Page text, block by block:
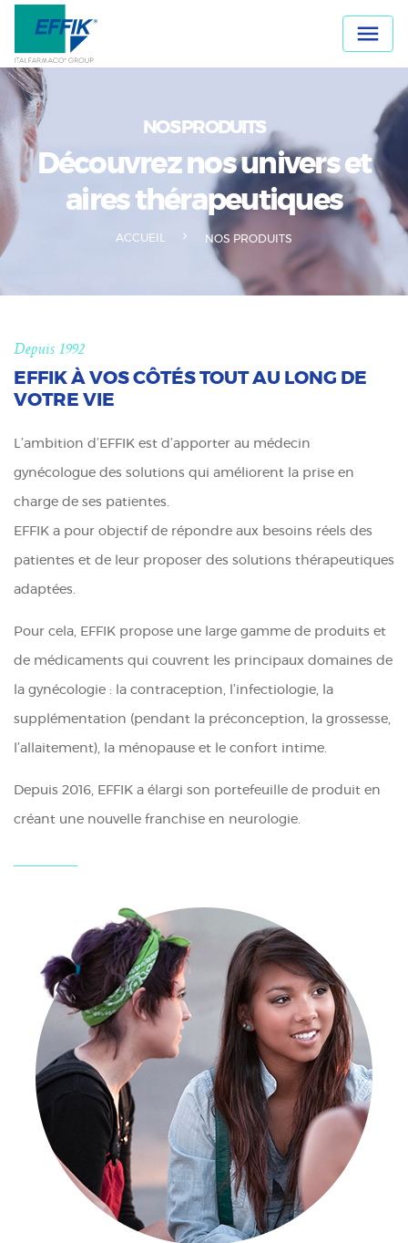

NOS PRODUITS
Découvrez nos univers et
aires thérapeutiques
ACCUEIL NOS PRODUITS
Depuis 1992
EFFIK À VOS CÔTÉS TOUT AU LONG DE
VOTRE VIE
L’ambition d’EFFIK est d’apporter au médecin
gynécologue des solutions qui améliorent la prise en
charge de ses patientes.
EFFIK a pour objectif de répondre aux besoins réels des
patientes et de leur proposer des solutions thérapeutiques
adaptées.
Pour cela, EFFIK propose une large gamme de produits et
de médicaments qui couvrent les principaux domaines de
la gynécologie : la contraception, l’infectiologie, la
supplémentation (pendant la préconception, la grossesse,
l’allaitement), la ménopause et le confort intime.
Depuis 2016, EFFIK a élargi son portefeuille de produit en
créant une nouvelle franchise en neurologie.